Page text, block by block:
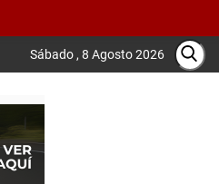
Sábado , 8 Agosto 2026